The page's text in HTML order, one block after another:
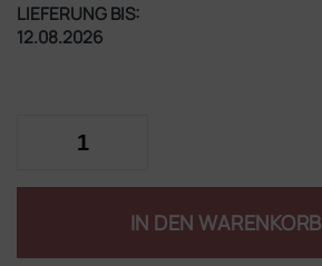
LIEFERUNG BIS:
12.08.2026
IN DEN WARENKORB